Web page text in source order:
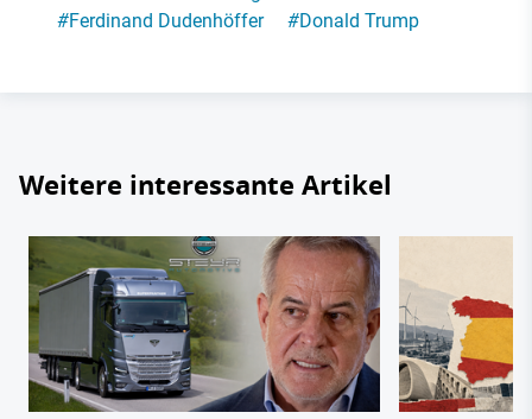
#Ferdinand Dudenhöffer #Donald Trump
Weitere interessante Artikel